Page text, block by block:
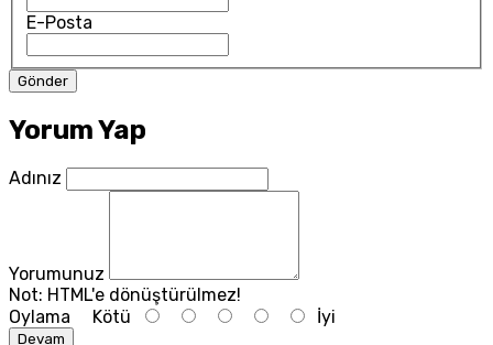
E-Posta
Yorum Yap
Adınız
Yorumunuz
Not: HTML'e dönüştürülmez!
Oylama Kötü İyi
Devam